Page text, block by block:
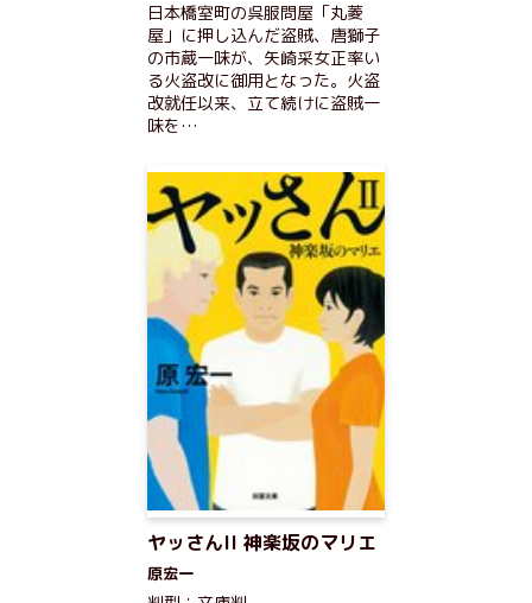
日本橋室町の呉服問屋「丸菱
屋」に押し込んだ盗賊、唐獅子
の市蔵一味が、矢崎采女正率い
る火盗改に御用となった。火盗
改就任以来、立て続けに盗賊一
味を…
ヤッさんII 神楽坂のマリエ
原宏一